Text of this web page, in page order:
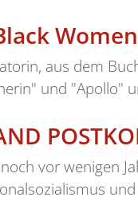
aus dem
und "Apollo"
vor wenigen